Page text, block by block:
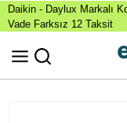
Daikin - Daylux Markalı
Vade Farksız 12 Taksit